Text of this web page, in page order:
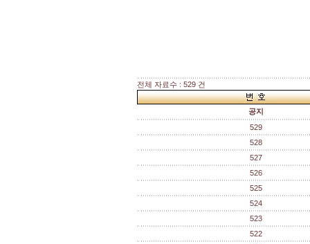
전체 자료수 : 529 건
공지
529
528
527
526
525
524
523
522